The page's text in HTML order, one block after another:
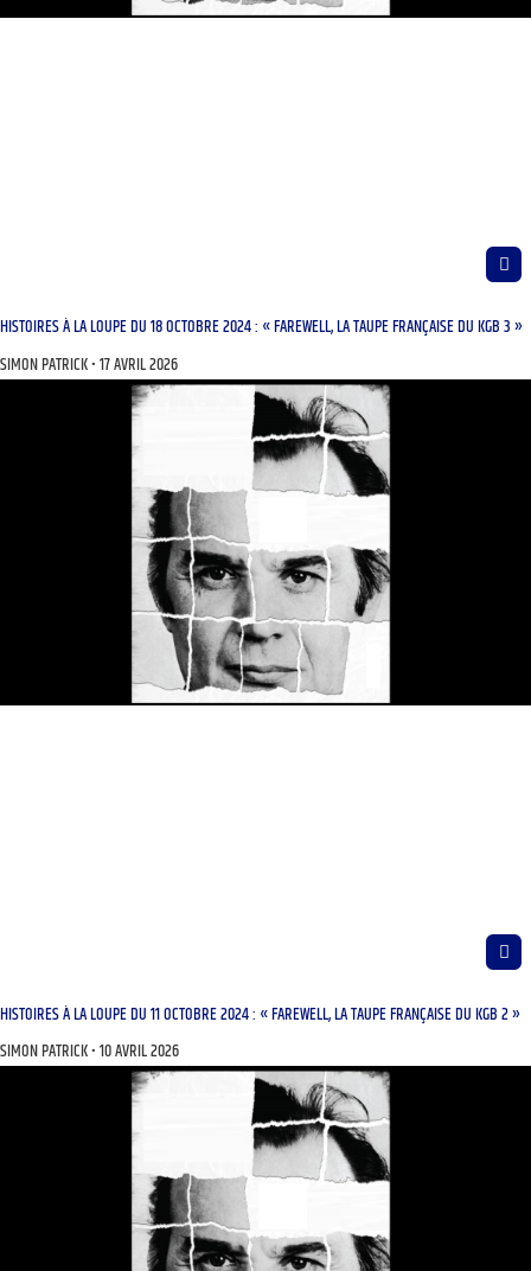
HISTOIRES À LA LOUPE DU 18 OCTOBRE 2024 : « FAREWELL, LA TAUPE FRANÇAISE DU KGB 3 »
SIMON PATRICK 17 AVRIL 2026
HISTOIRES À LA LOUPE DU 11 OCTOBRE 2024 : « FAREWELL, LA TAUPE FRANÇAISE DU KGB 2 »
SIMON PATRICK 10 AVRIL 2026